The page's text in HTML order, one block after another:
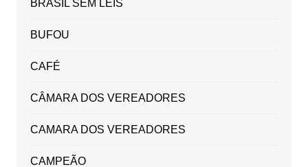
BRASIL SEM LEIS
BUFOU
CAFÉ
CÂMARA DOS VEREADORES
CAMARA DOS VEREADORES
CAMPEÃO